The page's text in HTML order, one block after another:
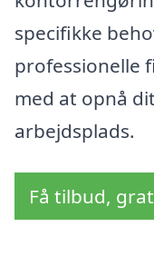
specifikke
professionelle
med at opnå
arbejdsplads.
Få tilbud,